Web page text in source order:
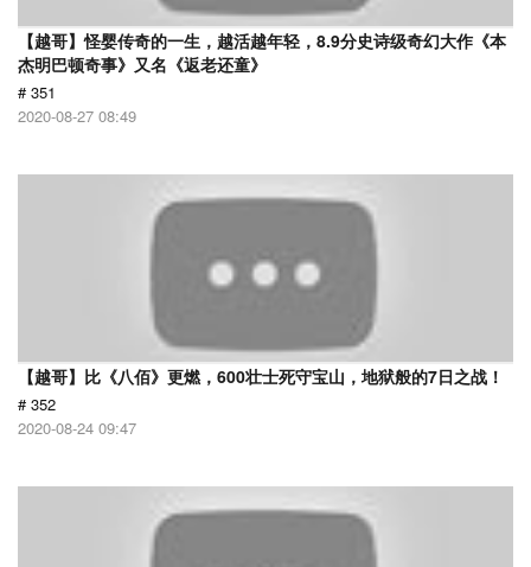
【越哥】怪婴传奇的一生，越活越年轻，8.9分史诗级奇幻大作《本
杰明巴顿奇事》又名《返老还童》
# 351
2020-08-27 08:49
【越哥】比《八佰》更燃，600壮士死守宝山，地狱般的7日之战！
# 352
2020-08-24 09:47